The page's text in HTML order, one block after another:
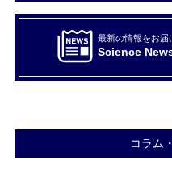
最新の情報をお届
Science
コラム